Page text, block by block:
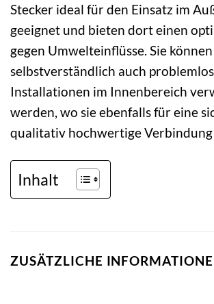
Stecker ideal für den Einsatz im
geeignet und bieten dort einen
gegen Umwelteinflüsse. Sie
selbstverständlich auch
Installationen im Innenbereich
werden, wo sie ebenfalls für eine
qualitativ hochwertige Verbindung
Inhalt
ZUSÄTZLICHE